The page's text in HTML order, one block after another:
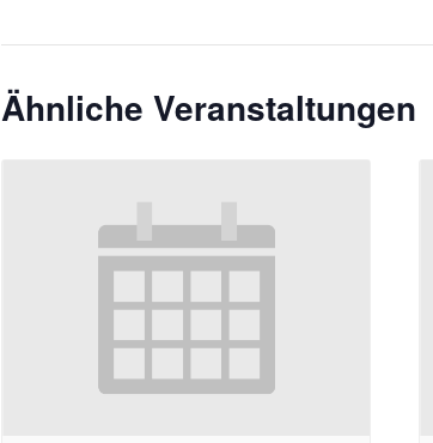
Ähnliche Veranstaltungen